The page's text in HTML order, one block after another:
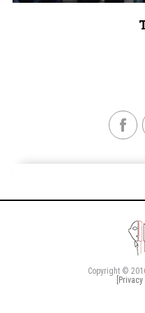
Copyright ©